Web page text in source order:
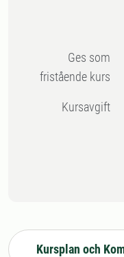
Ges som
fristående kurs
Kursavgift
Kursplan och